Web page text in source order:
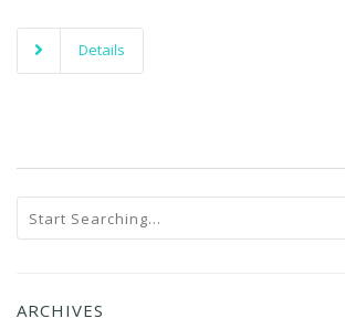
Details
ARCHIVES